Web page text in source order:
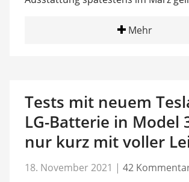
Mehr
Tests mit neuem
LG-Batterie in Model
nur kurz mit voller
18. November 2021 | 42